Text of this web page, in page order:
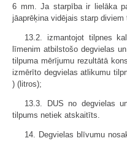
6 mm. Ja starpība ir lielāka
jāaprēķina vidējais starp
13.2. izmantojot tilpnes
līmenim atbilstošo degvielas
tilpuma mērījumu rezultātā
izmērīto degvielas atlikumu
) (litros);
13.3. DUS no degvielas
tilpums netiek atskaitīts.
14. Degvielas blīvumu